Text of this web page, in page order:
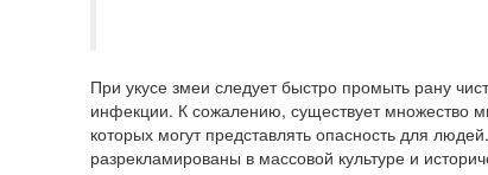
При укусе змеи следует быстро промыть рану
инфекции. К сожалению, существует множество
которых могут представлять опасность для
разрекламированы в массовой культуре и